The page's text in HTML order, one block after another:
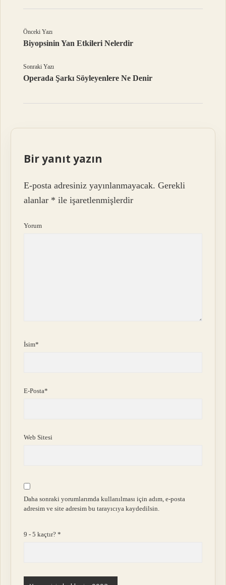
Önceki Yazı
Biyopsinin Yan Etkileri Nelerdir
Sonraki Yazı
Operada Şarkı Söyleyenlere Ne Denir
Bir yanıt yazın
E-posta adresiniz yayınlanmayacak. Gerekli
alanlar * ile işaretlenmişlerdir
Yorum
İsim*
E-Posta*
Web Sitesi
Daha sonraki yorumlarımda kullanılması için adım, e-posta
adresim ve site adresim bu tarayıcıya kaydedilsin.
9 - 5 kaçtır?*